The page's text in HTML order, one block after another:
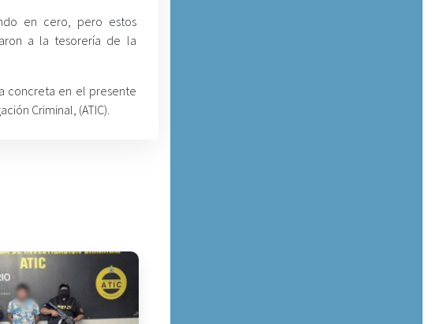
en cero, pero estos
a la tesorería de la
concreta en el presente
Criminal, (ATIC).